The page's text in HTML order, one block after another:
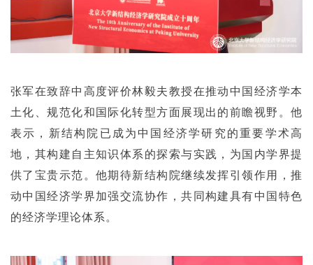
张军在致辞中高度评价林毅夫教授在推动中国经济学本
土化、规范化和国际化转型方面展现出的前瞻视野。他
表示，新结构院已成为中国经济学研究的重要学术高
地，其构建自主知识体系的探索与实践，为国内学界提
供了宝贵示范。他期待新结构院继续发挥引领作用，推
动中国经济学界加强交流协作，共同构建具有中国特色
的经济学理论体系。